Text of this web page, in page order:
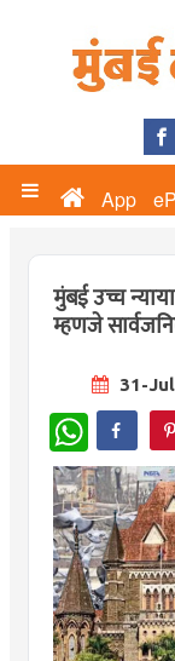
App
मुंबई उच्च
म्हणजे
31-
WhatsApp